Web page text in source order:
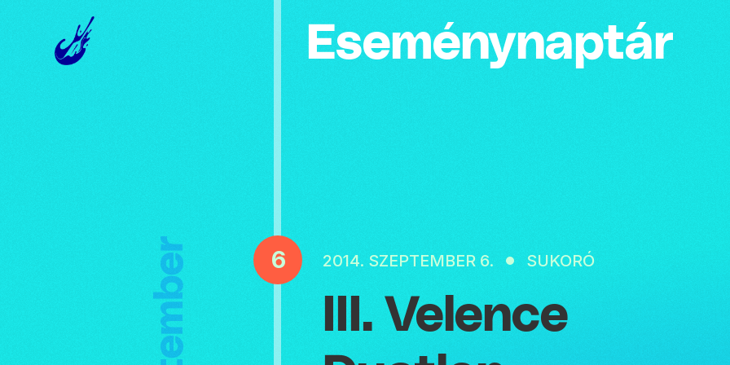
Esemény­naptár
6 2014. SZEPTEMBER 6. SUKORÓ
III. Velence